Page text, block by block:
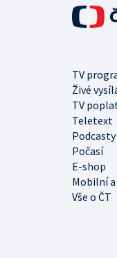
TV
Živé
TV
Teletext
Podcasty
Počasí
E-shop
Mobilní
Vše o ČT